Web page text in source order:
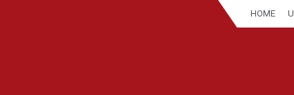
HOME